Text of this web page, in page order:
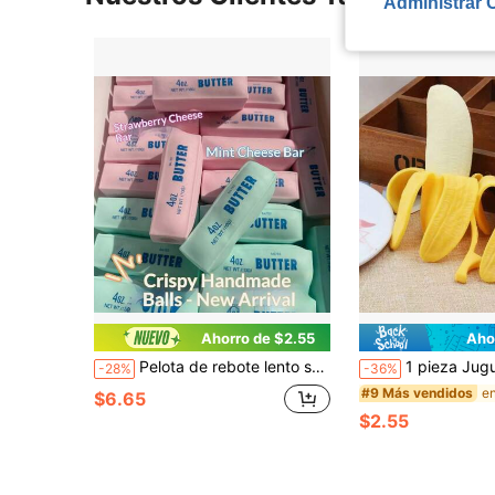
Ahorro de $2.55
-28% Pelota de rebote lento suave y crujiente, barra de mantequilla amarilla, verde y rosa, juguete antiestrés suave y elástico para apretar, 4 oz, juguete salado, perfecto para regalos de vacaciones, regalos divertidos y lindos, regalos de cumpleaños, regalos de Pascua, regalos de Halloween, regalos de Navidad, regalos de fiesta, squishy, squish crujiente, mantequilla crujiente, apretar, pelota de granizo, juguetes squishy, juguete antiestrés squishy, squish de dumpling, juguetes para adultos y mujeres
$6.65
-36% 1 pieza Juguete antiestrés de plátano para apretar, súper suave con rebote lento,
#9 Más vendidos
$2.55